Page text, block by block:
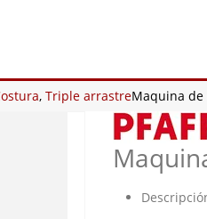
, Triple arrastreMaquina de